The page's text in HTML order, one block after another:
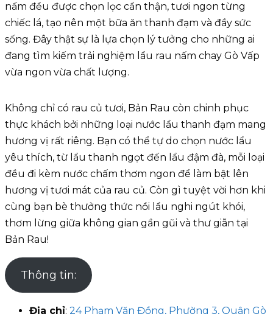
nấm đều được chọn lọc cẩn thận, tươi ngon từng
chiếc lá, tạo nên một bữa ăn thanh đạm và đầy sức
sống. Đây thật sự là lựa chọn lý tưởng cho những ai
đang tìm kiếm trải nghiệm lẩu rau nấm chay Gò Vấp
vừa ngon vừa chất lượng.
Không chỉ có rau củ tươi, Bản Rau còn chinh phục
thực khách bởi những loại nước lẩu thanh đạm mang
hương vị rất riêng. Bạn có thể tự do chọn nước lẩu
yêu thích, từ lẩu thanh ngọt đến lẩu đậm đà, mỗi loại
đều đi kèm nước chấm thơm ngon để làm bật lên
hương vị tươi mát của rau củ. Còn gì tuyệt vời hơn khi
cùng bạn bè thưởng thức nồi lẩu nghi ngút khói,
thơm lừng giữa không gian gần gũi và thư giãn tại
Bản Rau!
Thông tin:
Địa chỉ: 24 Phạm Văn Đồng, Phường 3, Quận Gò